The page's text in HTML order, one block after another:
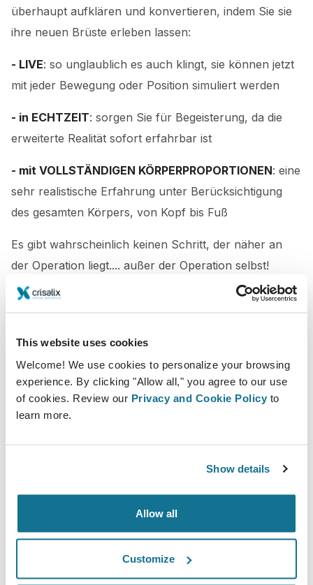
This website uses cookies
Welcome! We use cookies to personalize your browsing
experience. By clicking "Allow all," you agree to our use
of cookies. Review our Privacy and Cookie Policy to
learn more.
Show details
Allow all
Customize
überhaupt aufklären und konvertieren, indem Sie sie
ihre neuen Brüste erleben lassen:
- LIVE: so unglaublich es auch klingt, sie können jetzt
mit jeder Bewegung oder Position simuliert werden
- in ECHTZEIT: sorgen Sie für Begeisterung, da die
erweiterte Realität sofort erfahrbar ist
- mit VOLLSTÄNDIGEN KÖRPERPROPORTIONEN: eine
sehr realistische Erfahrung unter Berücksichtigung
des gesamten Körpers, von Kopf bis Fuß
Es gibt wahrscheinlich keinen Schritt, der näher an
der Operation liegt.... außer der Operation selbst!
dank jahrelanger medizinischer und wissenschaftlicher
Spitzenforschung in Kombination mit modernster 3D-
und 4D-Bildgebungstechnologie unseres Forschungs-
und Entwicklungsteams ermöglicht.
durch dieses einzigartige
Unterscheidungsmerkmal zu ermöglichen, freuen wir
LIMITIERTE PREMIUM-
AUSGABEvorstellen zu können.